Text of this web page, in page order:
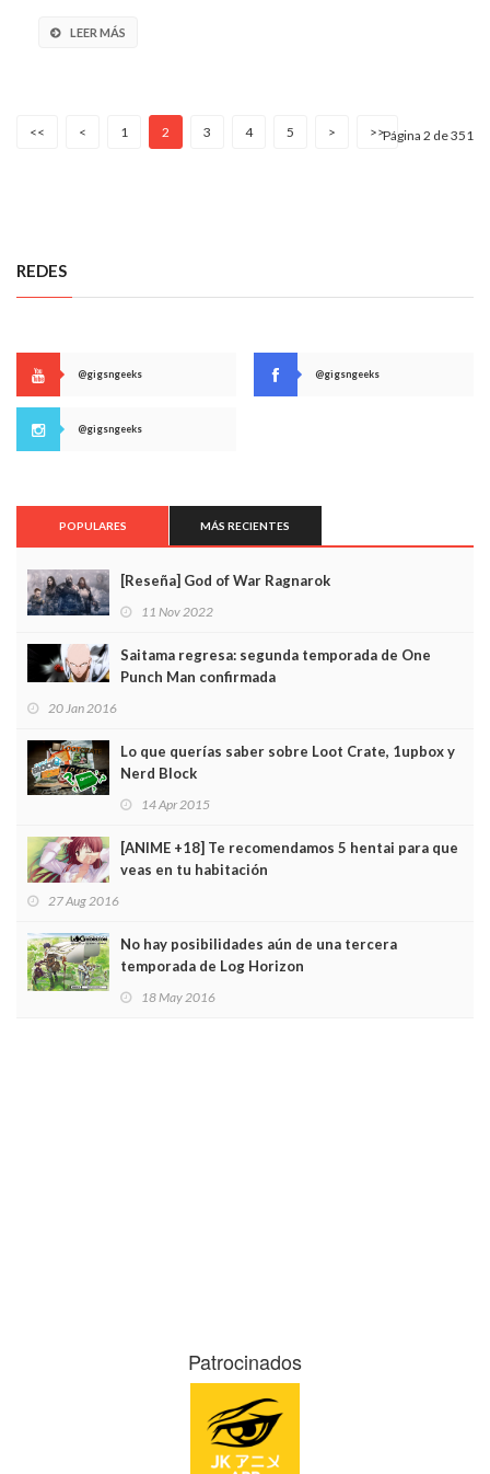
LEER MÁS
<< < 1 2 3 4 5 > >>Página 2 de 351
REDES
@gigsngeeks @gigsngeeks
@gigsngeeks
POPULARES MÁS RECIENTES
[Reseña] God of War Ragnarok
11 Nov 2022
Saitama regresa: segunda temporada de One
Punch Man confirmada
20 Jan 2016
Lo que querías saber sobre Loot Crate, 1upbox y
Nerd Block
14 Apr 2015
[ANIME +18] Te recomendamos 5 hentai para que
veas en tu habitación
27 Aug 2016
No hay posibilidades aún de una tercera
temporada de Log Horizon
18 May 2016
Patrocinados